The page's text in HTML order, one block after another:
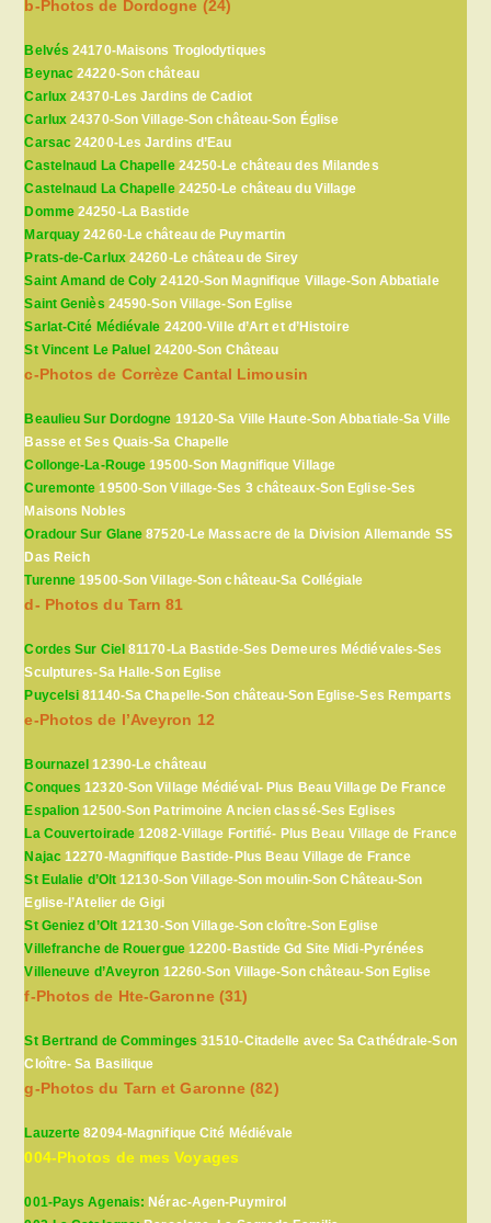
b-Photos de Dordogne (24)
Belvés 24170-Maisons Troglodytiques
Beynac 24220-Son château
Carlux 24370-Les Jardins de Cadiot
Carlux 24370-Son Village-Son château-Son Église
Carsac 24200-Les Jardins d’Eau
Castelnaud La Chapelle24250-Le château des Milandes
Castelnaud La Chapelle24250-Le château du Village
Domme24250-La Bastide
Marquay 24260-Le château de Puymartin
Prats-de-Carlux24260-Le château de Sirey
Saint Amand de Coly 24120-Son Magnifique Village-Son Abbatiale
Saint Geniès 24590-Son Village-Son Eglise
Sarlat-Cité Médiévale 24200-Ville d’Art et d’Histoire
St Vincent Le Paluel 24200-Son Château
c-Photos de Corrèze Cantal Limousin
Beaulieu Sur Dordogne 19120-Sa Ville Haute-Son Abbatiale-Sa Ville
Basse et Ses Quais-Sa Chapelle
Collonge-La-Rouge 19500-Son Magnifique Village
Curemonte 19500-Son Village-Ses 3 châteaux-Son Eglise-Ses
Maisons Nobles
Oradour Sur Glane 87520-Le Massacre de la Division Allemande SS
Das Reich
Turenne 19500-Son Village-Son château-Sa Collégiale
d- Photos du Tarn 81
Cordes Sur Ciel81170-La Bastide-Ses Demeures Médiévales-Ses
Sculptures-Sa Halle-Son Eglise
Puycelsi 81140-Sa Chapelle-Son château-Son Eglise-Ses Remparts
e-Photos de l’Aveyron 12
Bournazel 12390-Le château
Conques 12320-Son Village Médiéval- Plus Beau Village De France
Espalion 12500-Son Patrimoine Ancien classé-Ses Eglises
La Couvertoirade 12082-Village Fortifié- Plus Beau Village de France
Najac12270-Magnifique Bastide-Plus Beau Village de France
St Eulalie d’Olt 12130-Son Village-Son moulin-Son Château-Son
Eglise-l’Atelier de Gigi
St Geniez d’Olt12130-Son Village-Son cloître-Son Eglise
Villefranche de Rouergue12200-Bastide Gd Site Midi-Pyrénées
Villeneuve d’Aveyron 12260-Son Village-Son château-Son Eglise
f-Photos de Hte-Garonne (31)
St Bertrand de Comminges 31510-Citadelle avec Sa Cathédrale-Son
Cloître- Sa Basilique
g-Photos du Tarn et Garonne (82)
Lauzerte 82094-Magnifique Cité Médiévale
004-Photos de mes Voyages
001-Pays Agenais: Nérac-Agen-Puymirol